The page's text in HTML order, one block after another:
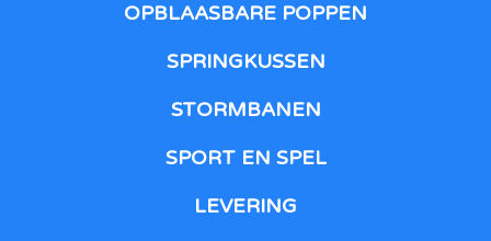
OPBLAASBARE POPPEN
SPRINGKUSSEN
STORMBANEN
SPORT EN SPEL
LEVERING